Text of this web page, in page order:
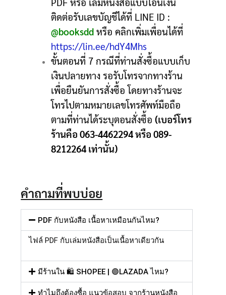
ติดต่อรับเลขบัญชีได้ที่ LINE ID :
@booksdd หรือ คลิกเพิ่มเพื่อนได้ที่
https://lin.ee/hdY4Mhs
ขั้นตอนที่ 7 กรณีที่ท่านสั่งซื้อแบบเก็บ
เงินปลายทาง รอรับโทรจากทางร้าน
เพื่อยืนยันการสั่งซื้อ โดยทางร้านจะ
โทรไปตามหมายเลขโทรศัพท์มือถือ
ตามที่ท่านได้ระบุตอนสั่งซื้อ(เบอร์โทร
ร้านคือ 063-4462294 หรือ 089-
8212264 เท่านั้น)
คำถามที่พบบ่อย
PDF กับหนังสือ เนื้อหาเหมือนกันไหม?
ไฟล์ PDF กับเล่มหนังสือเป็นเนื้อหาเดียวกัน
มีร้านใน 🛍️ SHOPEE | 🟣LAZADA ไหม?
ทำไมถึงต้องซื้อ แนวข้อสอบ จากร้านหนังสือ